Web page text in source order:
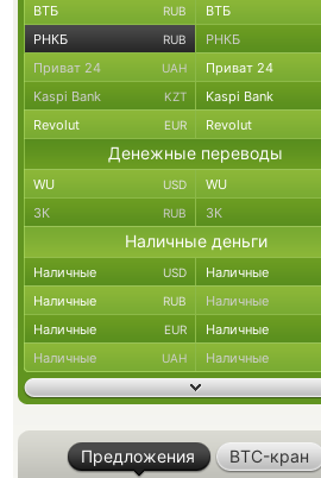
ВТБ RUB ВТБ
РНКБ RUB РНКБ
Приват 24 UAH Приват 24
Kaspi Bank KZT Kaspi Bank
Revolut EUR Revolut
Денежные переводы
WU USD WU
ЗК RUB ЗК
Наличные деньги
Наличные USD Наличные
Наличные RUB Наличные
Наличные EUR Наличные
Наличные UAH Наличные
Предложения BTC-кран